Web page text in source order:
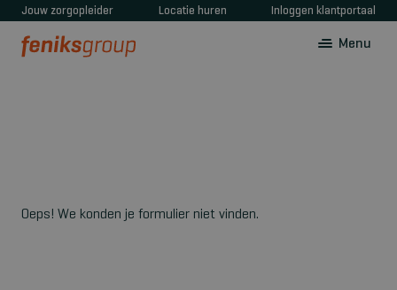
Jouw zorgopleider Locatie huren Inloggen klantportaal
Menu
Oeps! We konden je formulier niet vinden.